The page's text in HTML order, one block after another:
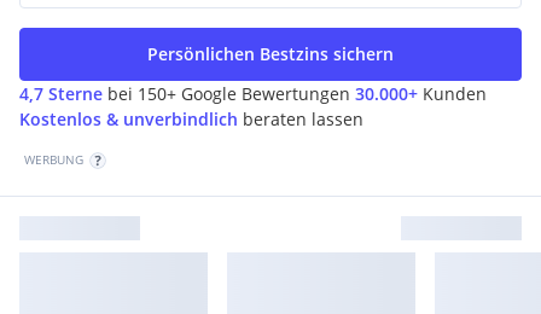
4,7 Sterne bei 150+ Google Bewertungen 30.000+ Kunden
Kostenlos & unverbindlich beraten lassen
Persönlichen Bestzins sichern
WERBUNG